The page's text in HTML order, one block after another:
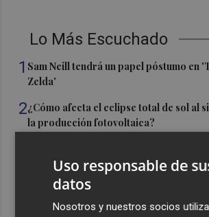
Lo Más Escuchado
1 Sam Neill tendrá un papel póstumo en
Zelda'
2¿Cómo afecta el eclipse total de sol al
la producción fotovoltaica?
trabajan en los incendios de Castellón
El suelo "extremadamente seco"
provoquen incendios
Uso responsable de
datos
Nosotros y nuestros socios